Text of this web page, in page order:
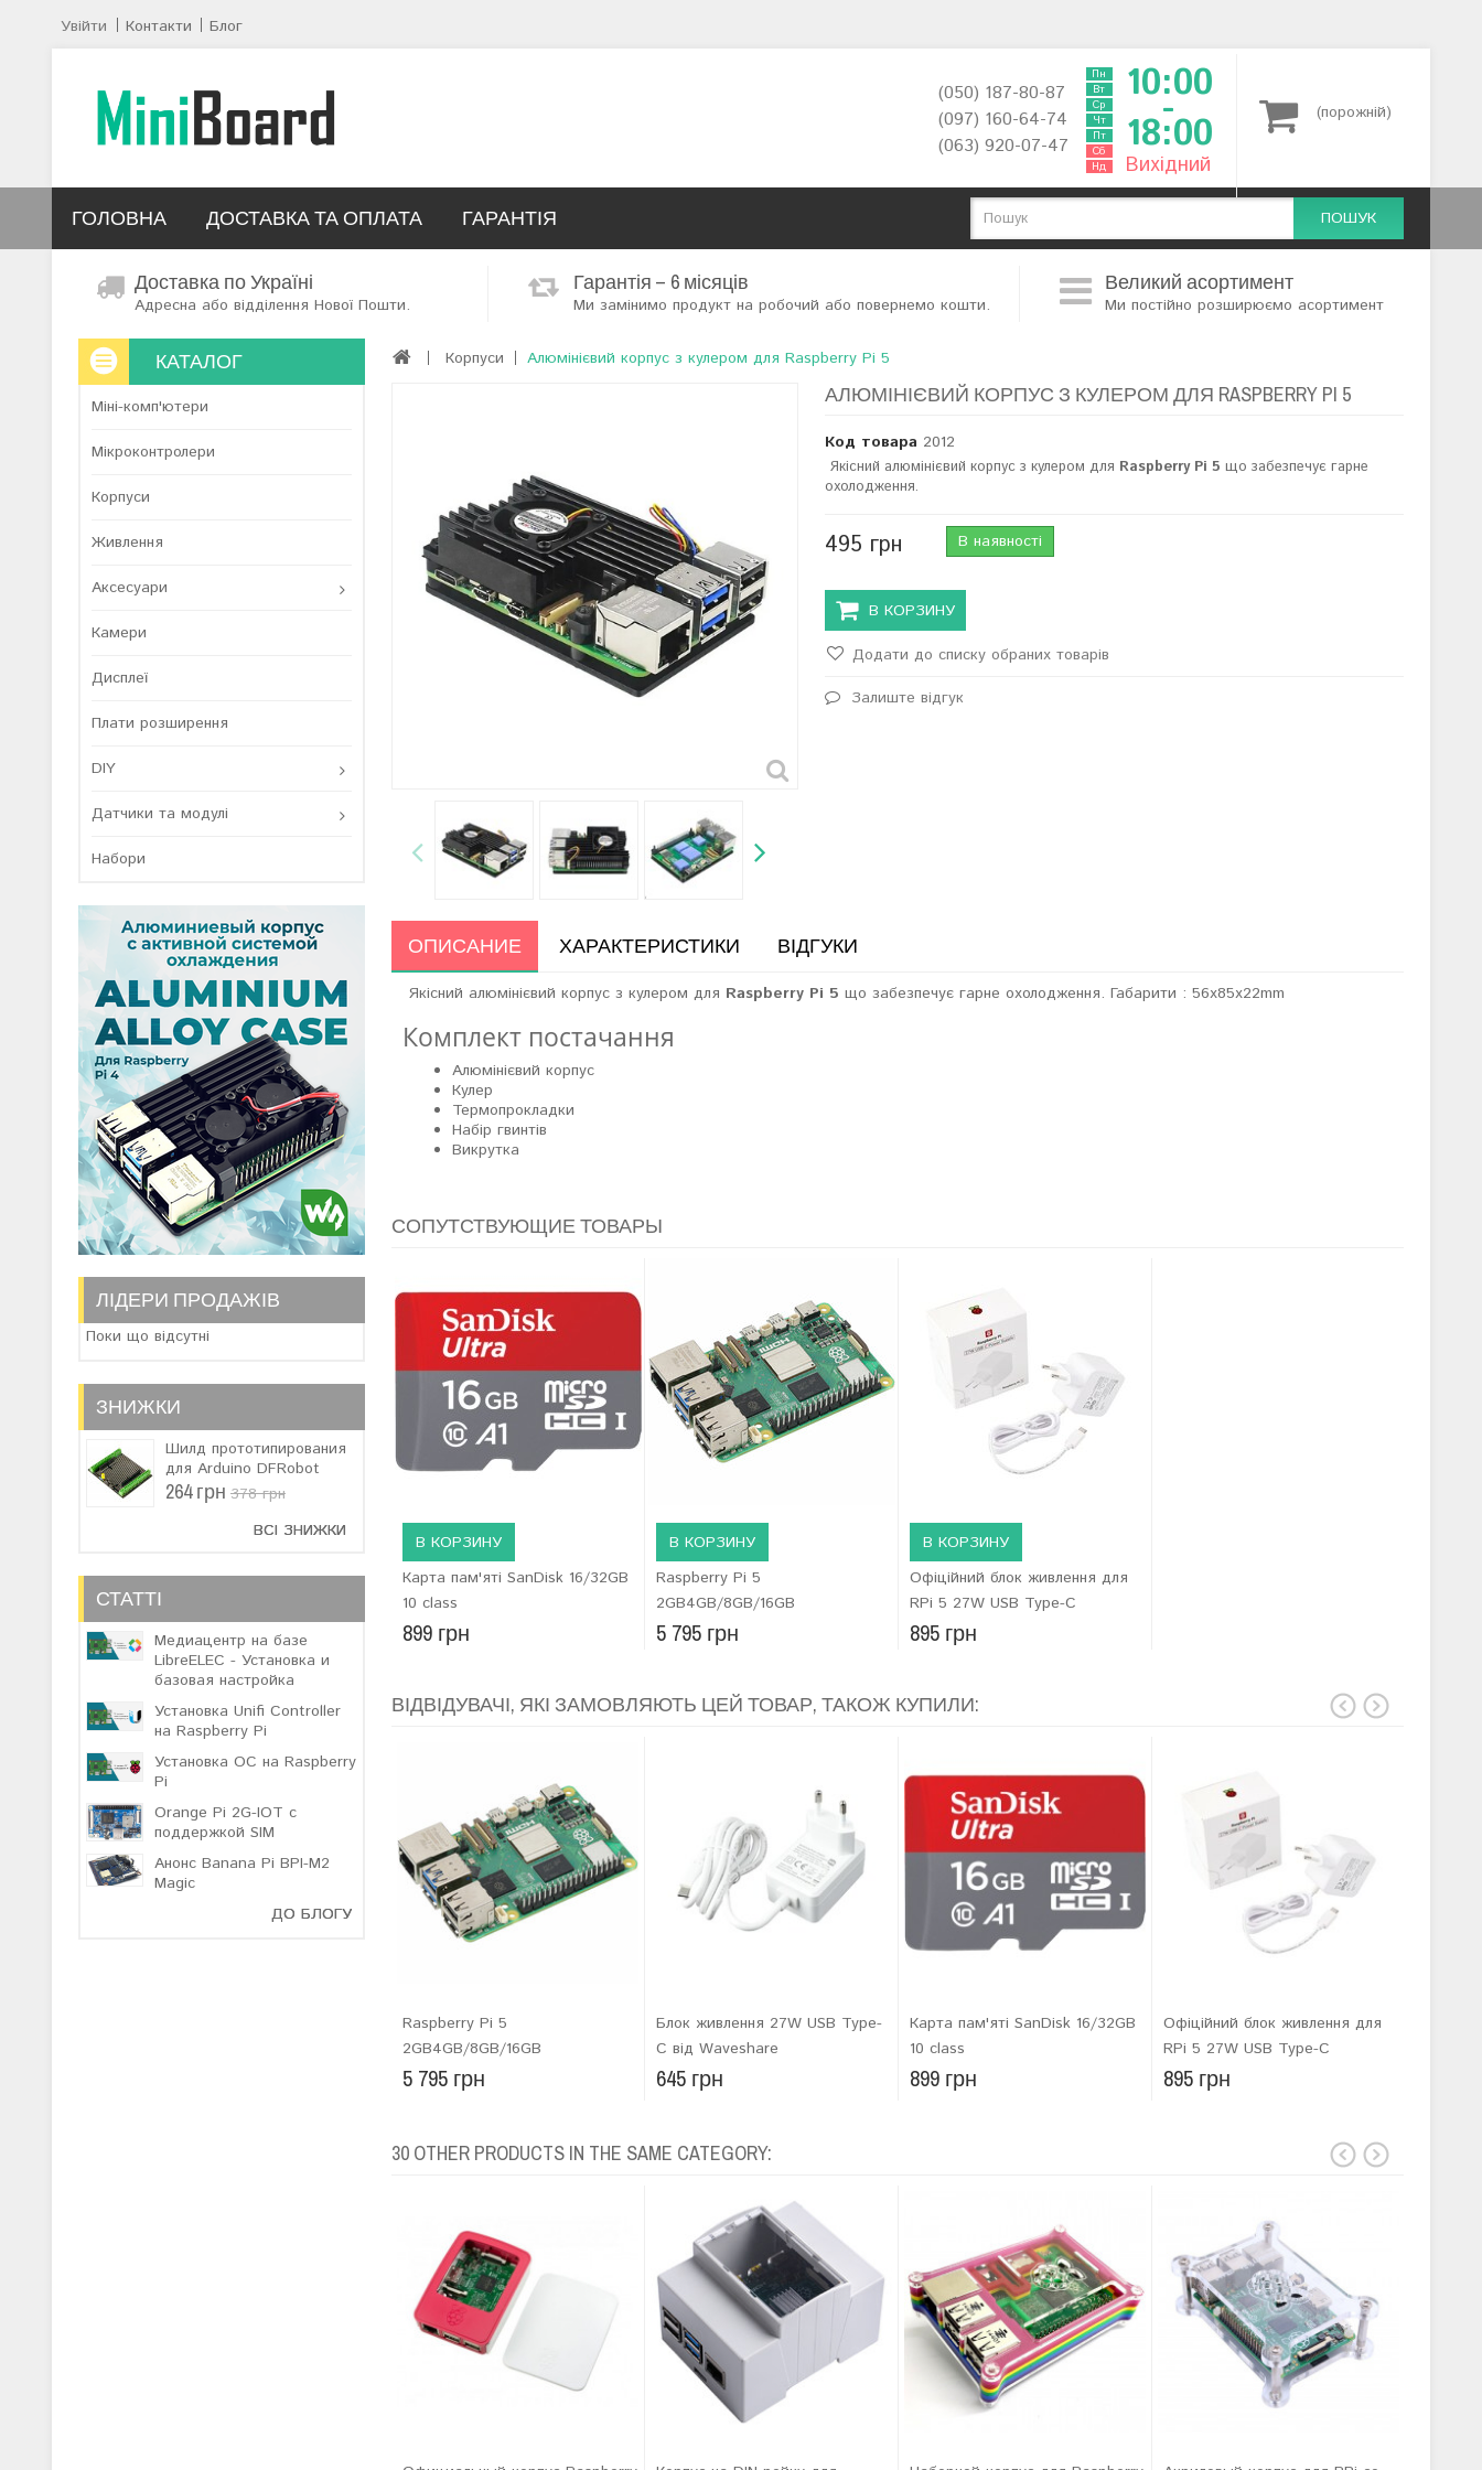
Увійти Контакти Блог
ПОШУК
(порожній)
ГОЛОВНА ДОСТАВКА ТА ОПЛАТА ГАРАНТІЯ
(050) 187-80-87
(097) 160-64-74
(063) 920-07-47
Пн
Вт
Ср
Чт
Пт
Сб
Нд
10:00
-
18:00
Вихідний
Доставка по Україні
Адресна або відділення Нової Пошти.
Гарантія – 6 місяців
Ми замінимо продукт на робочий або повернемо кошти.
Великий асортимент
Ми постійно розширюємо асортимент
КАТАЛОГ
Міні-комп'ютери
Мікроконтролери
Корпуси
Живлення
Аксесуари
Камери
Дисплеї
Плати розширення
DIY
Датчики та модулі
Набори
ЛІДЕРИ ПРОДАЖІВ
Поки що відсутні
ЗНИЖКИ
Шилд прототипирования
для Arduino DFRobot
264 грн 378 грн
ВСІ ЗНИЖКИ
СТАТТІ
Медиацентр на базе
LibreELEC - Установка и
базовая настройка
Установка Unifi Controller
на Raspberry Pi
Установка ОС на Raspberry
Pi
Orange Pi 2G-IOT с
поддержкой SIM
Анонс Banana Pi BPI-M2
Magic
ДО БЛОГУ
Корпуси Алюмінієвий корпус з кулером для Raspberry Pi 5
АЛЮМІНІЄВИЙ КОРПУС З КУЛЕРОМ ДЛЯ RASPBERRY PI 5
Код товара 2012
Якісний алюмінієвий корпус з кулером для Raspberry Pi 5 що забезпечує гарне
охолодження.
495 грн В наявності
В КОРЗИНУ
Додати до списку обраних товарів
Залиште відгук
ОПИСАНИЕ ХАРАКТЕРИСТИКИ ВІДГУКИ
Якісний алюмінієвий корпус з кулером для Raspberry Pi 5 що забезпечує гарне охолодження. Габарити : 56x85x22mm
Комплект постачання
Алюмінієвий корпус
Кулер
Термопрокладки
Набір гвинтів
Викрутка
СОПУТСТВУЮЩИЕ ТОВАРЫ
Карта пам'яті SanDisk 16/32GB
10 class
899 грн
В КОРЗИНУ
Raspberry Pi 5
2GB4GB/8GB/16GB
5 795 грн
В КОРЗИНУ
Офіційний блок живлення для
RPi 5 27W USB Type-C
895 грн
В КОРЗИНУ
ВІДВІДУВАЧІ, ЯКІ ЗАМОВЛЯЮТЬ ЦЕЙ ТОВАР, ТАКОЖ КУПИЛИ:
Raspberry Pi 5
2GB4GB/8GB/16GB
5 795 грн
Блок живлення 27W USB Type-
C від Waveshare
645 грн
Карта пам'яті SanDisk 16/32GB
10 class
899 грн
Офіційний блок живлення для
RPi 5 27W USB Type-C
895 грн
30 OTHER PRODUCTS IN THE SAME CATEGORY: